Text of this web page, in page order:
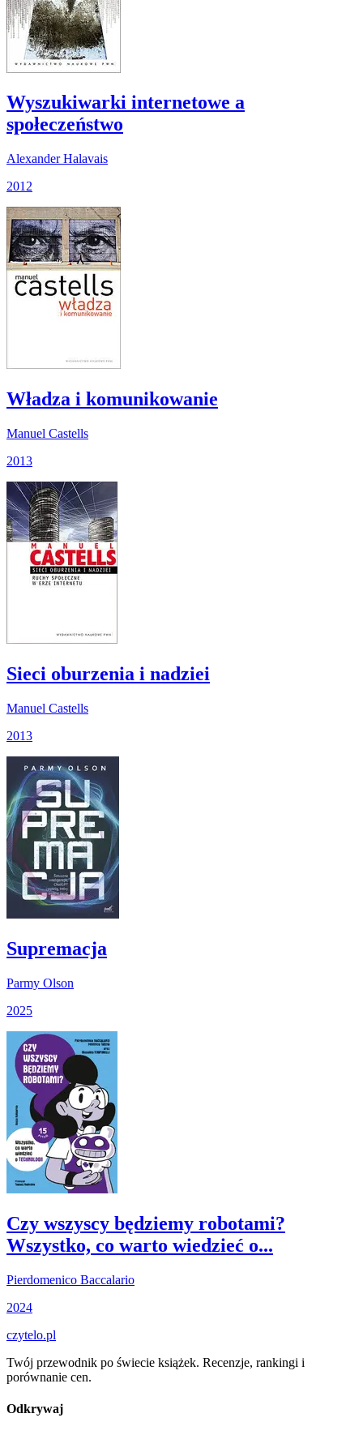
Wyszukiwarki internetowe a
społeczeństwo
Alexander Halavais
2012
Władza i komunikowanie
Manuel Castells
2013
Sieci oburzenia i nadziei
Manuel Castells
2013
Supremacja
Parmy Olson
2025
Czy wszyscy będziemy robotami?
Wszystko, co warto wiedzieć o...
Pierdomenico Baccalario
2024
czytelo.pl
Twój przewodnik po świecie książek. Recenzje, rankingi i
porównanie cen.
Odkrywaj